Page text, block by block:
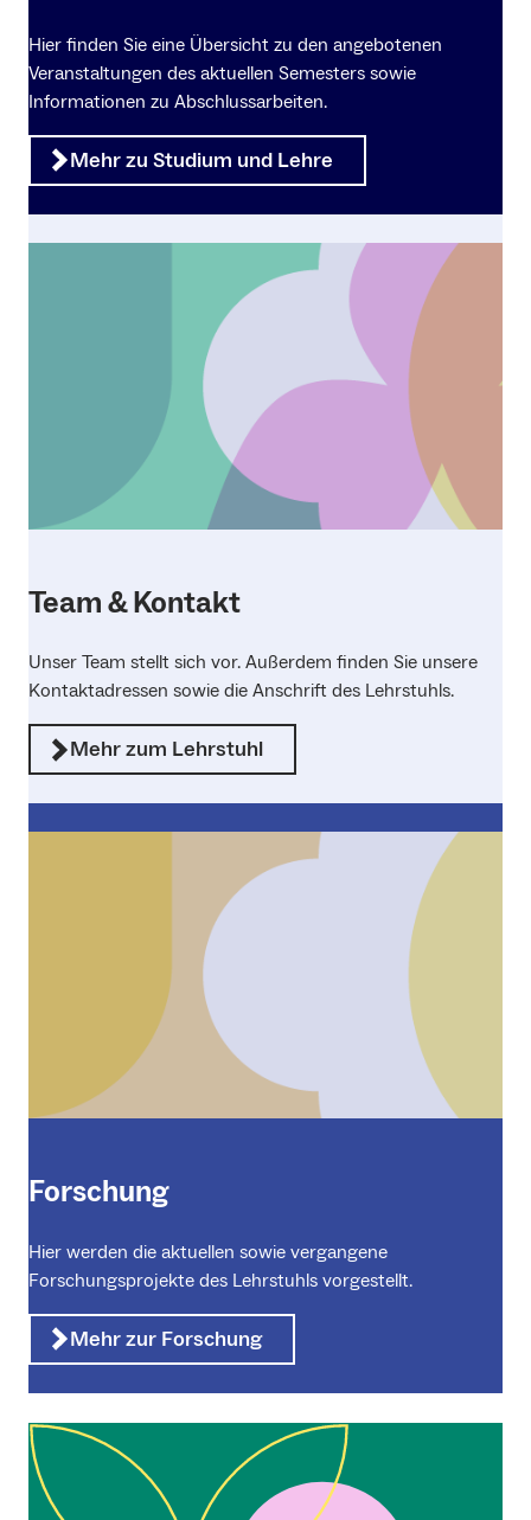
Hier finden Sie eine Übersicht zu den angebotenen
Veranstaltungen des aktuellen Semesters sowie
Informationen zu Abschlussarbeiten.
Mehr zu Studium und Lehre
Team & Kontakt
Unser Team stellt sich vor. Außerdem finden Sie unsere
Kontaktadressen sowie die Anschrift des Lehrstuhls.
Mehr zum Lehrstuhl
Forschung
Hier werden die aktuellen sowie vergangene
Forschungsprojekte des Lehrstuhls vorgestellt.
Mehr zur Forschung